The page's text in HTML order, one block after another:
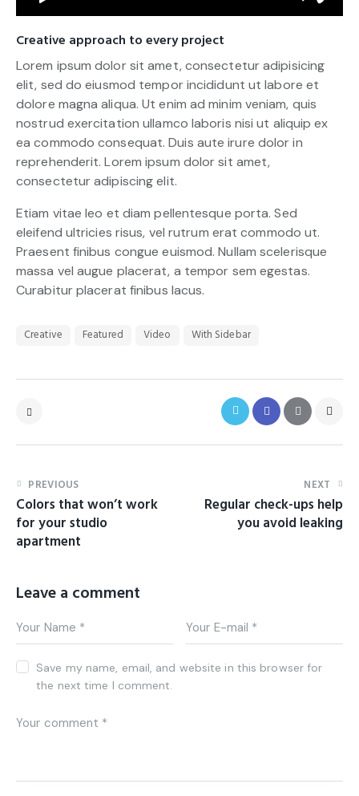
Creative approach to every project
Lorem ipsum dolor sit amet, consectetur adipisicing
elit, sed do eiusmod tempor incididunt ut labore et
dolore magna aliqua. Ut enim ad minim veniam, quis
nostrud exercitation ullamco laboris nisi ut aliquip ex
ea commodo consequat. Duis aute irure dolor in
reprehenderit. Lorem ipsum dolor sit amet,
consectetur adipiscing elit.
Etiam vitae leo et diam pellentesque porta. Sed
eleifend ultricies risus, vel rutrum erat commodo ut.
Praesent finibus congue euismod. Nullam scelerisque
massa vel augue placerat, a tempor sem egestas.
Curabitur placerat finibus lacus.
Creative Featured Video With Sidebar
PREVIOUS
Colors that won’t work
for your studio
apartment
NEXT
Regular check-ups help
you avoid leaking
Leave a comment
Save my name, email, and website in this browser for
the next time I comment.